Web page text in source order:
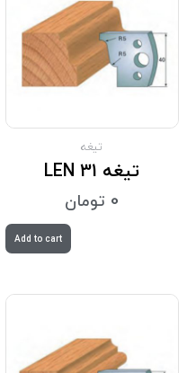
تیغه
تیغه LEN 31
0 تومان
Add to cart